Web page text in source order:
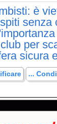
è
senza
per
sicura
...